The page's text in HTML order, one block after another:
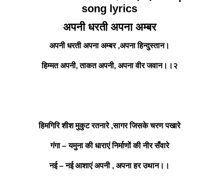
song lyrics
अपनी धरती अपना अम्बर
अपनी धरती अपना अम्बर ,अपना हिन्दुस्तान।
हिम्मत अपनी, ताकत अपनी, अपना वीर जवान।।२
हिमगिरि शीश मुकुट रतनारे ,सागर जिसके चरण पखारे
गंगा – यमुना की धाराएं निर्माणों की नीर सँवारे
नई – नई आशाएं अपनी , अपना हर उथान।।